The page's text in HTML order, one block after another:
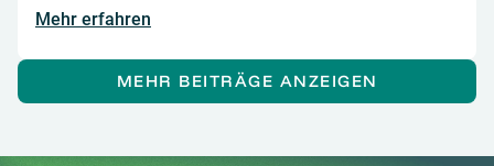
Mehr erfahren
MEHR BEITRÄGE ANZEIGEN